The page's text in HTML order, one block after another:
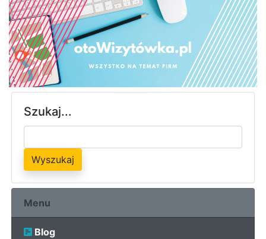
Szukaj...
Wyszukaj
Menu
Blog